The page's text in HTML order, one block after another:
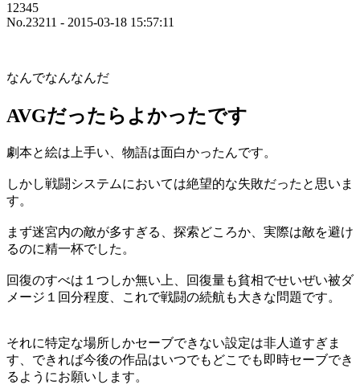
12345
No.23211 - 2015-03-18 15:57:11
なんでなんなんだ
AVGだったらよかったです
劇本と絵は上手い、物語は面白かったんです。
しかし戦闘システムにおいては絶望的な失敗だったと思いま
す。
まず迷宮内の敵が多すぎる、探索どころか、実際は敵を避け
るのに精一杯でした。
回復のすべは１つしか無い上、回復量も貧相でせいぜい被ダ
メージ１回分程度、これで戦闘の続航も大きな問題です。
それに特定な場所しかセーブできない設定は非人道すぎま
す、できれば今後の作品はいつでもどこでも即時セーブでき
るようにお願いします。